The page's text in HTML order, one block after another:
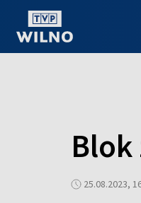
25.08.2023,